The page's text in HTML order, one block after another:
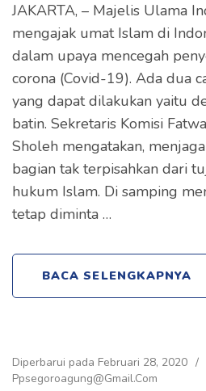
JAKARTA, – Majelis Ulama
mengajak umat Islam di
dalam upaya mencegah
corona (Covid-19). Ada dua
yang dapat dilakukan yaitu
batin. Sekretaris Komisi
Sholeh mengatakan,
bagian tak terpisahkan dari
hukum Islam. Di samping
tetap diminta …
BACA SELENGKAPNYA
Diperbarui pada Februari 28, 2020 /
Ppsegoroagung@gmail.com